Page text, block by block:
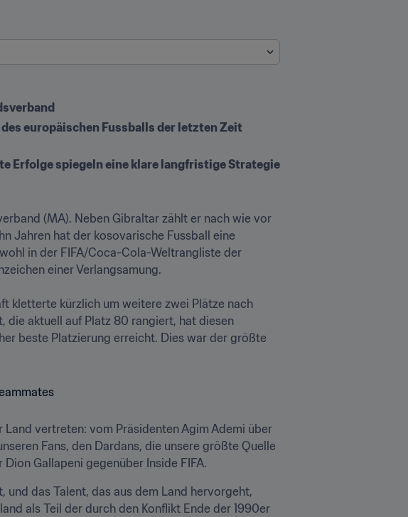
europäischen Fussballs der letzten Zeit
Erfolge spiegeln eine klare langfristige Strategie
(MA). Neben Gibraltar zählt er nach wie vor
Jahren hat der kosovarische Fussball eine
in der FIFA/Coca-Cola-Weltrangliste der
einer Verlangsamung.
kletterte kürzlich um weitere zwei Plätze nach
die aktuell auf Platz 80 rangiert, hat diesen
beste Platzierung erreicht. Dies war der größte
vertreten: vom Präsidenten Agim Ademi über
Fans, den Dardans, die unsere größte Quelle
Gallapeni gegenüber Inside FIFA.
das Talent, das aus dem Land hervorgeht,
als Teil der durch den Konflikt Ende der 1990er